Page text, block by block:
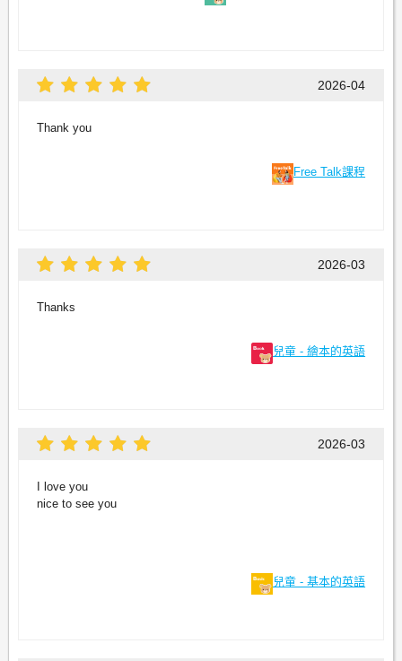
2026-04
Thank you
Free Talk課程
2026-03
Thanks
兒童 - 繪本的英語
2026-03
I love you
nice to see you
兒童 - 基本的英語